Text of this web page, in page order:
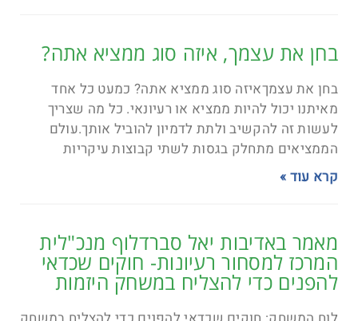
בחן את עצמך, איזה סוג ממציא אתה?
בחן את עצמךאיזה סוג ממציא אתה? כמעט כל אחד
מאיתנו יכול להיות ממציא או רעיונאי. כל מה שצריך
לעשות זה להקשיב ולתת לדמיון להוביל אותך.עולם
הממציאים מתחלק בגסות לשתי קבוצות עיקריות
קרא עוד »
מאמר באדיבות יאל סברדלוף מנכ"לית
המרכז למסחור רעיונות- חוקים שכדאי
להפנים כדי להצליח במשחק היזמות